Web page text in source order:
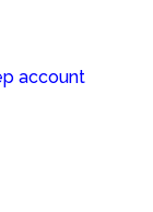
account